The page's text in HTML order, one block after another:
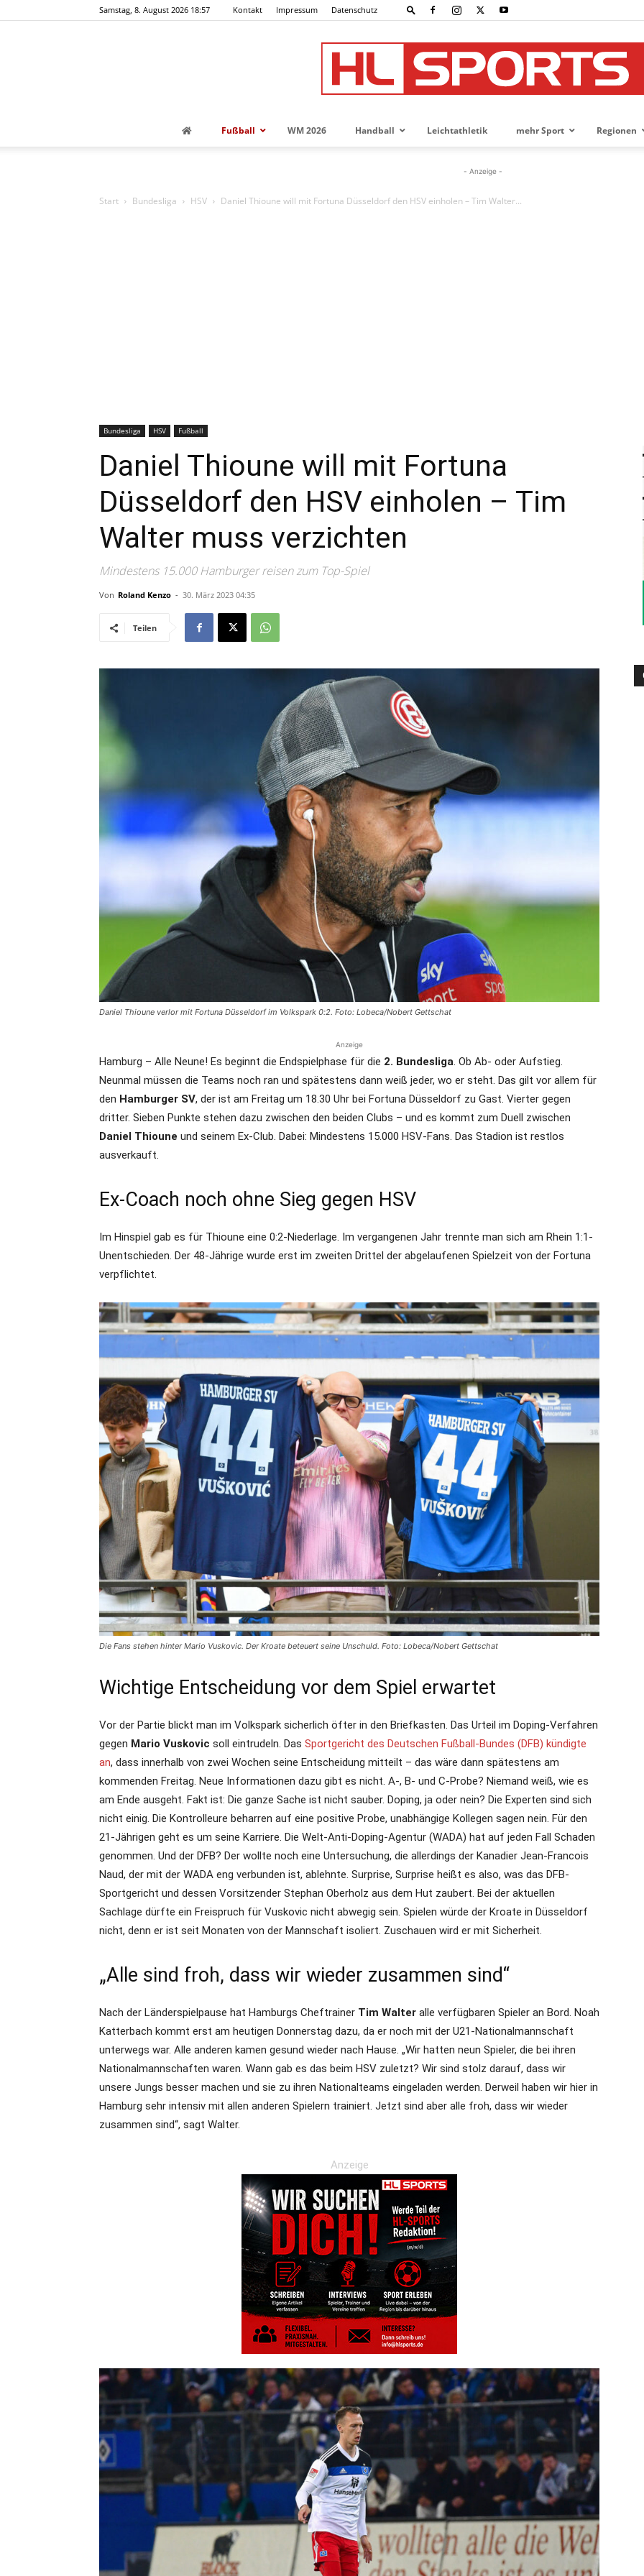
Samstag, 8. August 2026 18:57 Kontakt Impressum Datenschutz
Region
Lübeck
Fußball WM 2026 Handball Leichtathletik mehr Sport Regionen
- Anzeige -
Start Bundesliga HSV Daniel Thioune will mit Fortuna Düsseldorf den HSV einholen – Tim Walter...
Bundesliga HSV Fußball
Daniel Thioune will mit Fortuna
Düsseldorf den HSV einholen – Tim
Walter muss verzichten
Mindestens 15.000 Hamburger reisen zum Top-Spiel
Von Roland Kenzo - 30. März 2023 04:35
Teilen
Daniel Thioune verlor mit Fortuna Düsseldorf im Volkspark 0:2. Foto: Lobeca/Nobert Gettschat
Anzeige
Hamburg – Alle Neune! Es beginnt die Endspielphase für die 2. Bundesliga. Ob Ab- oder Aufstieg.
Neunmal müssen die Teams noch ran und spätestens dann weiß jeder, wo er steht. Das gilt vor allem für
den Hamburger SV, der ist am Freitag um 18.30 Uhr bei Fortuna Düsseldorf zu Gast. Vierter gegen
dritter. Sieben Punkte stehen dazu zwischen den beiden Clubs – und es kommt zum Duell zwischen
Daniel Thioune und seinem Ex-Club. Dabei: Mindestens 15.000 HSV-Fans. Das Stadion ist restlos
ausverkauft.
Ex-Coach noch ohne Sieg gegen HSV
Im Hinspiel gab es für Thioune eine 0:2-Niederlage. Im vergangenen Jahr trennte man sich am Rhein 1:1-
Unentschieden. Der 48-Jährige wurde erst im zweiten Drittel der abgelaufenen Spielzeit von der Fortuna
verpflichtet.
Die Fans stehen hinter Mario Vuskovic. Der Kroate beteuert seine Unschuld. Foto: Lobeca/Nobert Gettschat
Wichtige Entscheidung vor dem Spiel erwartet
Vor der Partie blickt man im Volkspark sicherlich öfter in den Briefkasten. Das Urteil im Doping-Verfahren
gegen Mario Vuskovic soll eintrudeln. Das Sportgericht des Deutschen Fußball-Bundes (DFB) kündigte
an, dass innerhalb von zwei Wochen seine Entscheidung mitteilt – das wäre dann spätestens am
kommenden Freitag. Neue Informationen dazu gibt es nicht. A-, B- und C-Probe? Niemand weiß, wie es
am Ende ausgeht. Fakt ist: Die ganze Sache ist nicht sauber. Doping, ja oder nein? Die Experten sind sich
nicht einig. Die Kontrolleure beharren auf eine positive Probe, unabhängige Kollegen sagen nein. Für den
21-Jährigen geht es um seine Karriere. Die Welt-Anti-Doping-Agentur (WADA) hat auf jeden Fall Schaden
genommen. Und der DFB? Der wollte noch eine Untersuchung, die allerdings der Kanadier Jean-Francois
Naud, der mit der WADA eng verbunden ist, ablehnte. Surprise, Surprise heißt es also, was das DFB-
Sportgericht und dessen Vorsitzender Stephan Oberholz aus dem Hut zaubert. Bei der aktuellen
Sachlage dürfte ein Freispruch für Vuskovic nicht abwegig sein. Spielen würde der Kroate in Düsseldorf
nicht, denn er ist seit Monaten von der Mannschaft isoliert. Zuschauen wird er mit Sicherheit.
„Alle sind froh, dass wir wieder zusammen sind“
Nach der Länderspielpause hat Hamburgs Cheftrainer Tim Walter alle verfügbaren Spieler an Bord. Noah
Katterbach kommt erst am heutigen Donnerstag dazu, da er noch mit der U21-Nationalmannschaft
unterwegs war. Alle anderen kamen gesund wieder nach Hause. „Wir hatten neun Spieler, die bei ihren
Nationalmannschaften waren. Wann gab es das beim HSV zuletzt? Wir sind stolz darauf, dass wir
unsere Jungs besser machen und sie zu ihren Nationalteams eingeladen werden. Derweil haben wir hier in
Hamburg sehr intensiv mit allen anderen Spielern trainiert. Jetzt sind aber alle froh, dass wir wieder
zusammen sind“, sagt Walter.
Anzeige